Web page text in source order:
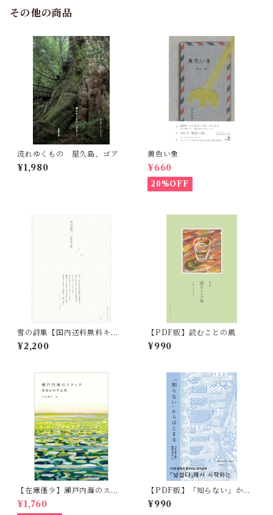
その他の商品
流れゆくもの 屋久島、ゴア
¥1,980
黄色い象
¥660
20%OFF
雪の詩集【国内送料無料キャ
ンペーン実施中！】
¥2,200
【PDF版】読むことの風
¥990
【在庫僅少】瀬戸内海のスケ
ッチ 黒島伝治作品集
¥1,760
【PDF版】「知らない」から
はじまる 10代の娘に聞く韓
国文学のこと
¥990